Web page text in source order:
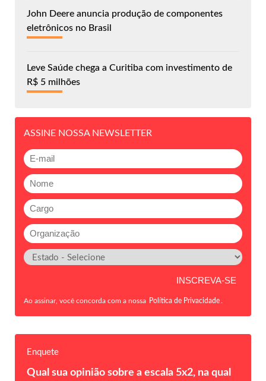
John Deere anuncia produção de componentes
eletrônicos no Brasil
Leve Saúde chega a Curitiba com investimento de
R$ 5 milhões
ASSINE NOSSA NEWSLETTER
Ao assinar, você concorda com a nossa Política de Privacidade
Enquete
Qual sua opinião sobre a escala 5x2, na qual